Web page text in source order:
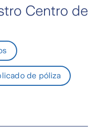
enviándole
e
Centro de
de póliza